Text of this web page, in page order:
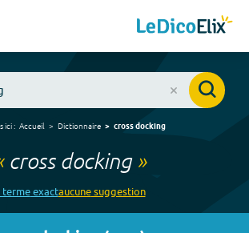
ici : Accueil Dictionnaire cross docking
cross docking»
termeexactaucunesuggestion